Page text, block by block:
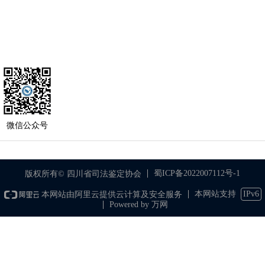
微信公众号
版权所有© 四川省司法鉴定协会 蜀ICP备2022007112号-1
本网站由阿里云提供云计算及安全服务 本网站支持
IPv6
Powered by 万网